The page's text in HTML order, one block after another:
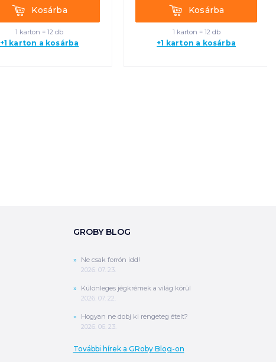
ÖSSZESEN
KosárbaKosárba
1 karton = 12 db
+1 karton a kosárba
KosárbaKosárba
1 karton = 12 db
+1 karton a kosárba
GROBY BLOG
Ne csak forrón idd!
2026. 07. 23.
Különleges jégkrémek a világ körül
2026. 07. 22.
Hogyan ne dobj ki rengeteg ételt?
2026. 06. 23.
További hírek a GRoby Blog-on